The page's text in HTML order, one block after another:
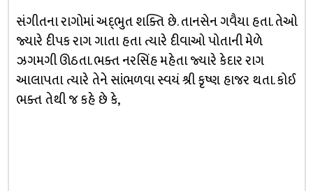
સંગીતના રાગોમાં અદ્‌ભુત શક્તિ છે. તાનસેન ગવૈયા હતા. તેઓ
જ્યારે દીપક રાગ ગાતા હતા ત્યારે દીવાઓ પોતાની મેળે
ઝગમગી ઊઠતા. ભક્ત નરસિંહ મહેતા જ્યારે કેદાર રાગ
આલાપતા ત્યારે તેને સાંભળવા સ્વયં શ્રી કૃષ્ણ હાજર થતા. કોઈ
ભક્ત તેથી જ કહે છે કે,